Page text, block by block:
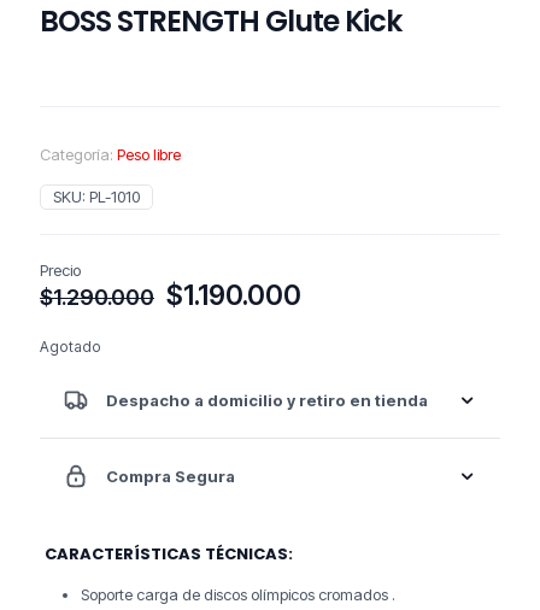
BOSS STRENGTH Glute Kick
Categoría: Peso libre
SKU: PL-1010
Precio
$1.290.000 El
$1.290.000.
$1.190.000
$1.190.000.
Agotado
Despacho a domicilio y retiro en tienda
Compra Segura
CARACTERÍSTICAS TÉCNICAS:
Soporte carga de discos olímpicos cromados .